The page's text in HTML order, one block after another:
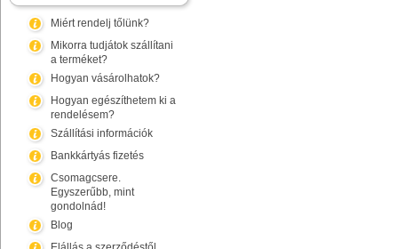
Miért rendelj tőlünk?
Mikorra tudjátok szállítani
a terméket?
Hogyan vásárolhatok?
Hogyan egészíthetem ki a
rendelésem?
Szállítási információk
Bankkártyás fizetés
Csomagcsere.
Egyszerűbb, mint
gondolnád!
Blog